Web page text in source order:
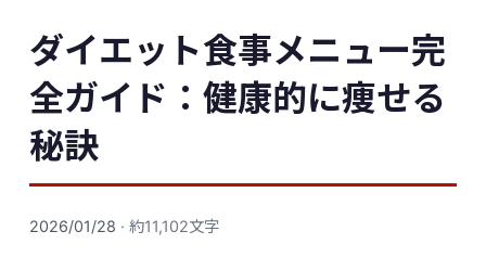
ダイエット食事メニュー完
全ガイド：健康的に痩せる
秘訣
2026/01/28 · 約11,102文字